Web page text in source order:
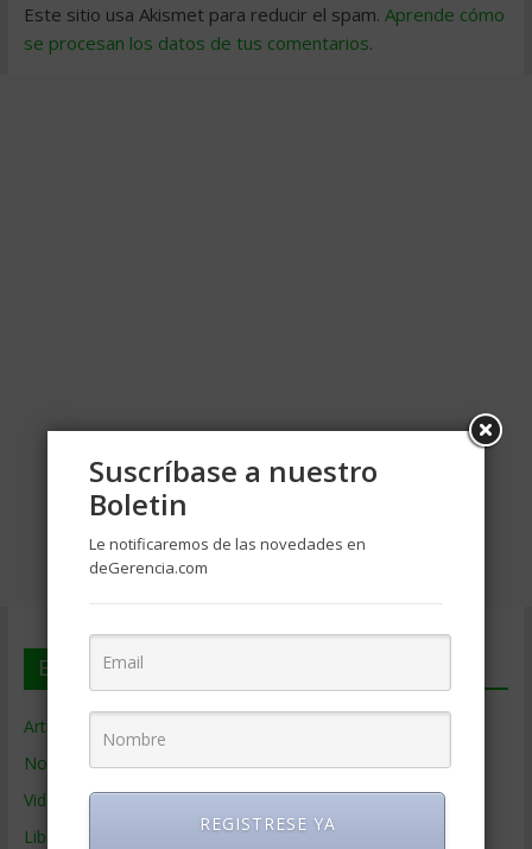
Este sitio usa Akismet para reducir el spam. Aprende cómo
se procesan los datos de tus comentarios.
En deGerencia.com
Artículos de Gerencia
Noticias de Gerencia
Videos de Gerencia
Libros de Gerencia
Suscríbase a nuestro
Boletin
Le notificaremos de las novedades en
deGerencia.com
REGISTRESE YA